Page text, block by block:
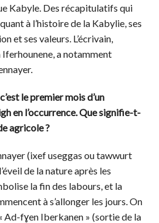
Kabyle. Des récapitulatifs qui
à l’histoire de la Kabylie, ses
et ses valeurs. L’écrivain,
a notamment
le premier mois d’un
en l’occurrence. Que signifie-t-
agricole ?
(ixef useggas ou tawwurt
de la nature après les
la fin des labours, et la
à s’allonger les jours. On
Ad-fɣen Iberkanen » (sortie de la